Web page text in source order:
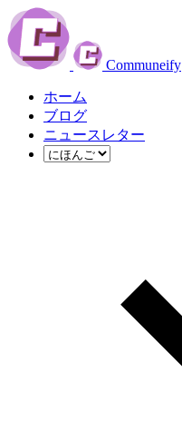
Communeify
ホーム
ブログ
ニュースレター